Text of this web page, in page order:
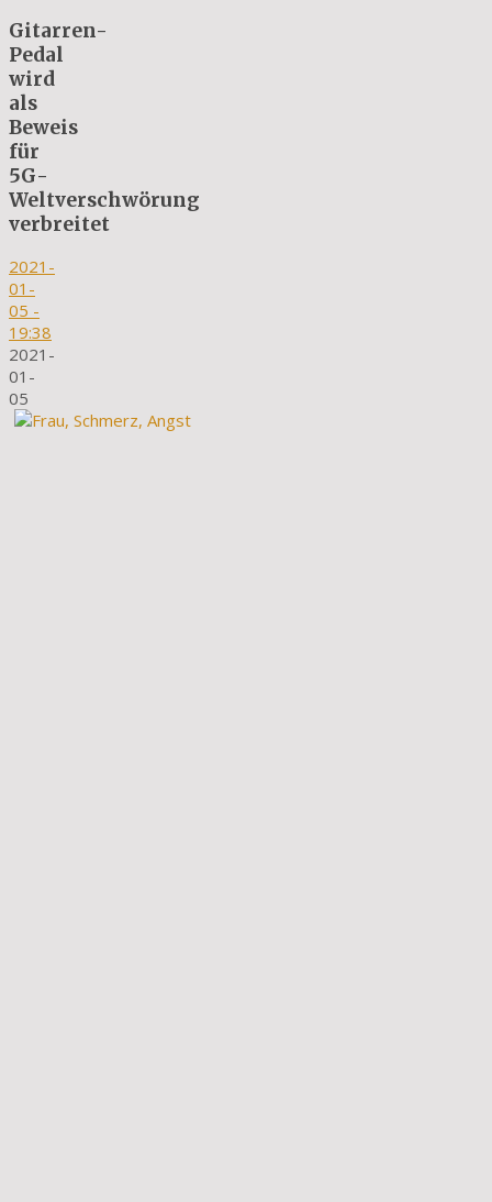
Gitarren-
Pedal
wird
als
Beweis
für
5G-
Weltverschwörung
verbreitet
2021-
01-
05 -
19:38
2021-
01-
05